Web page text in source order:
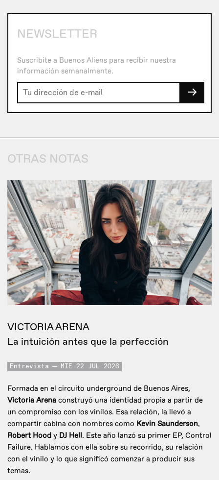
NEWSLETTER
Suscribite a Buenos Aliens para recibir nuestra
información semanalmente.
→
OTRAS NOTAS
VICTORIA ARENA
La intuición antes que la perfección
Entrevista MIE 22 JUL 2026
Formada en el circuito underground de Buenos Aires,
Victoria Arena construyó una identidad propia a partir de
un compromiso con los vinilos. Esa relación, la llevó a
compartir cabina con nombres como Kevin Saunderson,
Robert Hood y DJ Hell. Este año lanzó su primer EP, Control
Failure. Hablamos con ella sobre su recorrido, su relación
con el vinilo y lo que significó comenzar a producir sus
temas.